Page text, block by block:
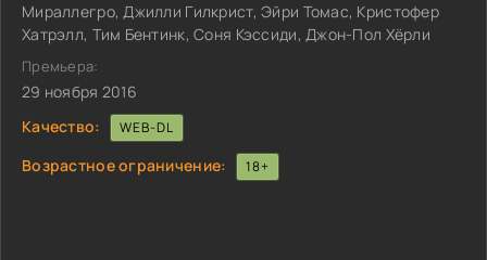
Мираллегро, Джилли Гилкрист, Эйри Томас, Кристофер
Хатрэлл, Тим Бентинк, Соня Кэссиди, Джон-Пол Хёрли
Премьера:
29 ноября 2016
Качество:
WEB-DL
Возрастное ограничение: 18+